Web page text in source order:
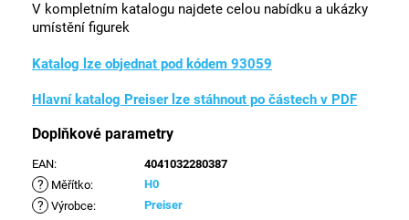
V kompletním katalogu najdete celou nabídku a ukázky
umístění figurek
Katalog lze objednat pod kódem 93059
Hlavní katalog Preiser lze stáhnout po částech v PDF
Doplňkové parametry
EAN: 4041032280387
? Měřítko: H0
? Výrobce:
Preiser